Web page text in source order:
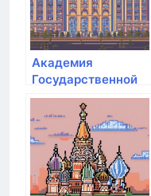
Академия
Государственной
противопожарной
службы МЧС РФ